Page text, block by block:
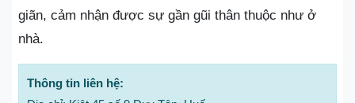
giãn, cảm nhận được sự gần gũi thân thuộc như ở
nhà.
Thông tin liên hệ: